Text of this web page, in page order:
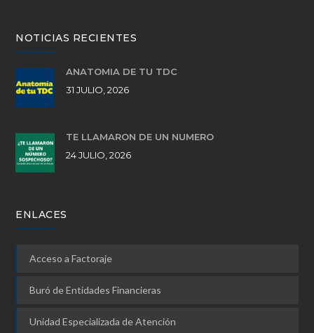
NOTICIAS RECIENTES
ANATOMÍA DE TU TDC
31 JULIO, 2026
TE LLAMARON DE UN NÚMERO
24 JULIO, 2026
ENLACES
Acceso a Factoraje
Buró de Entidades Financieras
Unidad Especializada de Atención